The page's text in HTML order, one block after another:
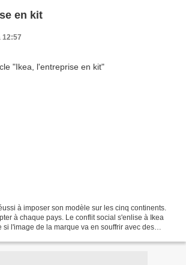
en kit
12:57
à imposer son modèle sur les cinq continents.
à chaque pays. Le conflit social s'enlise à Ikea
si l'image de la marque va en souffrir avec des